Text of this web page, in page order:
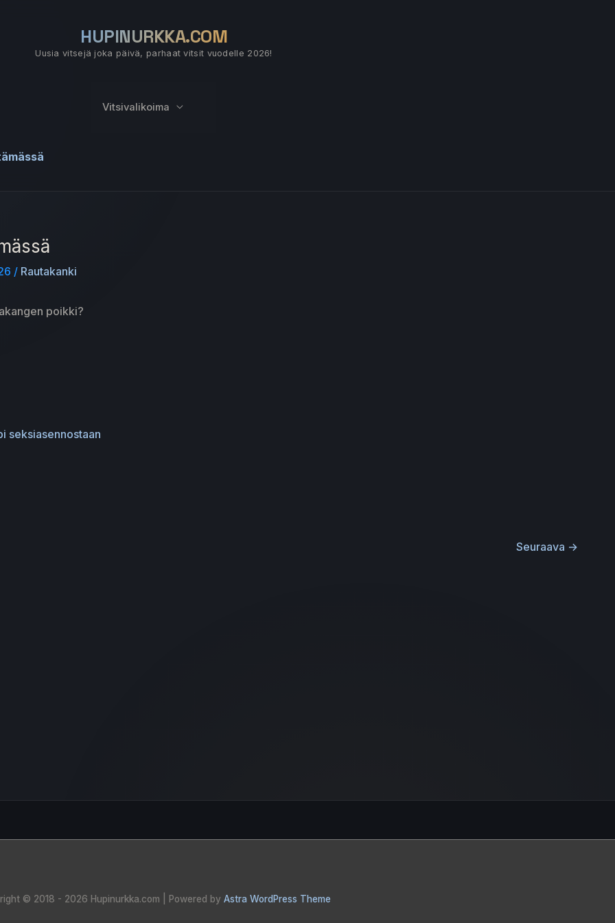
HUPINURKKA.COM
Uusia vitsejä joka päivä, parhaat vitsit vuodelle 2026!
Vitsivalikoima
/ Rautakanki
poikki?
seksiasennostaan
Seuraava →
© 2018 - 2026 Hupinurkka.com | Powered by Astra WordPress Theme